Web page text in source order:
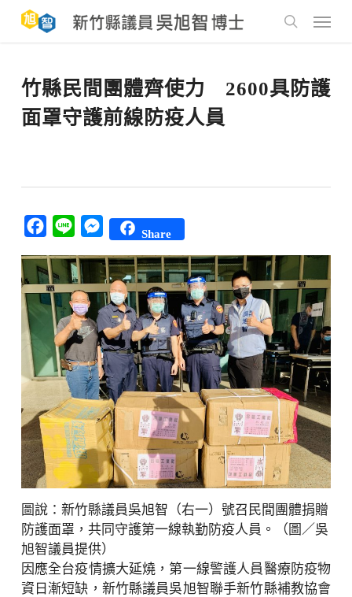
main
Menu
竹縣民間團體齊使力 2600具防護
面罩守護前線防疫人員
Facebook
Line Messenger
Share
圖說：新竹縣議員吳旭智（右一）號召民間團體捐贈
防護面罩，共同守護第一線執勤防疫人員。（圖／吳
旭智議員提供）
因應全台疫情擴大延燒，第一線警護人員醫療防疫物
資日漸短缺，新竹縣議員吳旭智聯手新竹縣補教協會